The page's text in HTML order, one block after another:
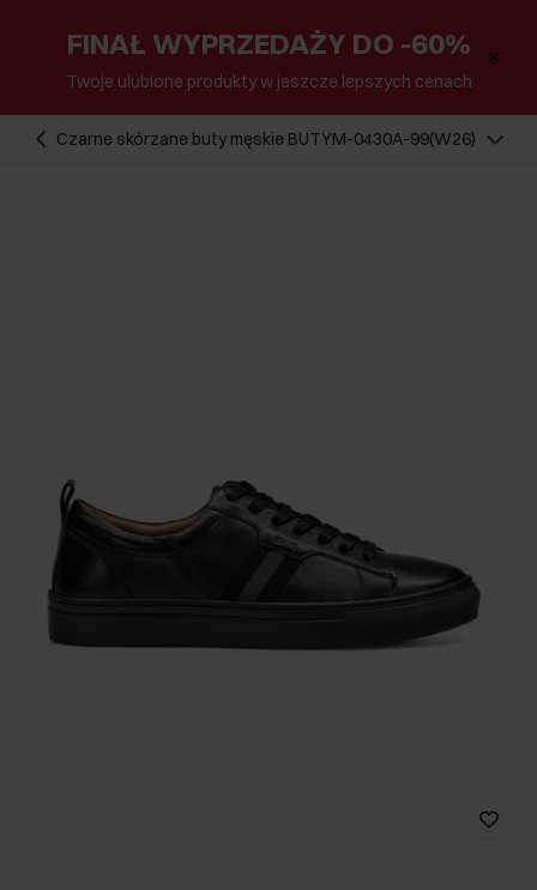
FINAŁ WYPRZEDAŻY DO -60%
Twoje ulubione produkty w jeszcze lepszych cenach
Czarne skórzane buty męskie BUTYM-0430A-99(W26)